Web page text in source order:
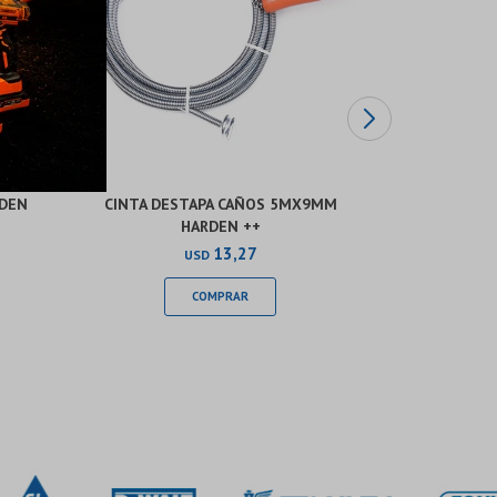
CINTA DESTAPA CAÑOS 5MX9MM
HARDEN ++
USD 13,27